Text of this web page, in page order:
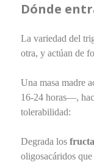
Dónde
La variedad del
otra, y actúan de
Una masa madre
16-24 horas—,
tolerabilidad:
Degrada los
oligosacáridos